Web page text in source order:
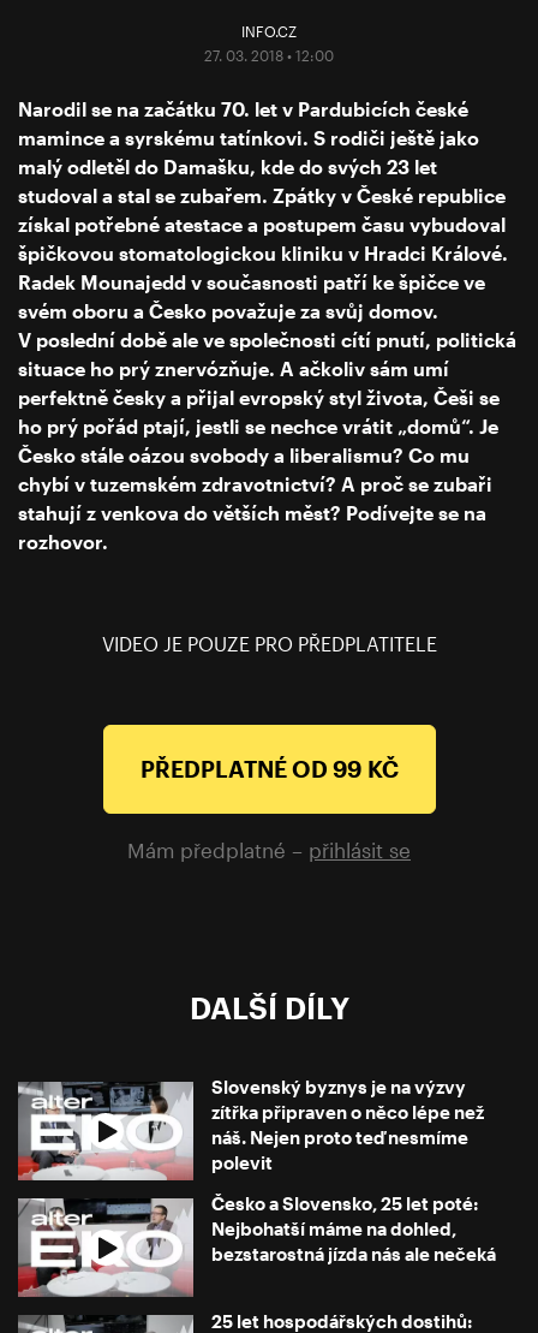
INFO.CZ
27. 03. 2018 • 12:00
Narodil se na začátku 70. let v Pardubicích české
mamince a syrskému tatínkovi. S rodiči ještě jako
malý odletěl do Damašku, kde do svých 23 let
studoval a stal se zubařem. Zpátky v České republice
získal potřebné atestace a postupem času vybudoval
špičkovou stomatologickou kliniku v Hradci Králové.
Radek Mounajedd v současnosti patří ke špičce ve
svém oboru a Česko považuje za svůj domov.
V poslední době ale ve společnosti cítí pnutí, politická
situace ho prý znervózňuje. A ačkoliv sám umí
perfektně česky a přijal evropský styl života, Češi se
ho prý pořád ptají, jestli se nechce vrátit „domů“. Je
Česko stále oázou svobody a liberalismu? Co mu
chybí v tuzemském zdravotnictví? A proč se zubaři
stahují z venkova do větších měst? Podívejte se na
rozhovor.
VIDEO JE POUZE PRO PŘEDPLATITELE
PŘEDPLATNÉ OD 99 KČ
Mám předplatné – přihlásit se
DALŠÍ DÍLY
Slovenský byznys je na výzvy
zítřka připraven o něco lépe než
náš. Nejen proto teď nesmíme
polevit
Česko a Slovensko, 25 let poté:
Nejbohatší máme na dohled,
bezstarostná jízda nás ale nečeká
25 let hospodářských dostihů: